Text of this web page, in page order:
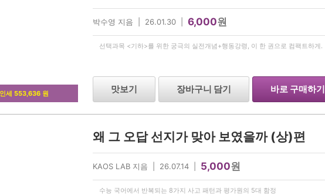
세 553,636 원
박수영 지음 | 26.01.30 | 6,000원
선택과목 <기하>를 위한 궁극의 실전개념+행동강령, 이 한 권으로 컴팩트하게.
맛보기 장바구니 담기 바로 구매하기
왜 그 오답 선지가 맞아 보였을까 (상)편
KAOS LAB 지음 | 26.07.14 | 5,000원
수능 국어에서 반복되는 8가지 사고 패턴과 평가원의 5대 함정